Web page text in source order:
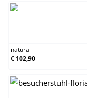
natura
€ 102,90